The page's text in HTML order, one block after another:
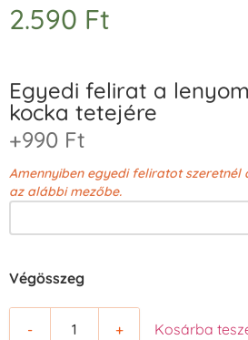
2.590 Ft
Egyedi felirat a
kocka tetejére
+990 Ft
Amennyiben egyedi feliratot
az alábbi mezőbe.
Végösszeg
- + Kosárba